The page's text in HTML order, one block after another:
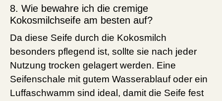
8. Wie bewahre ich die cremige
Kokosmilchseife am besten auf?
Da diese Seife durch die Kokosmilch
besonders pflegend ist, sollte sie nach jeder
Nutzung trocken gelagert werden. Eine
Seifenschale mit gutem Wasserablauf oder ein
Luffaschwamm sind ideal, damit die Seife fest